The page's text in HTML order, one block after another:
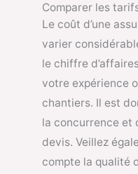
Comparer les
Le coût d’une
varier
le chiffre
votre expérience
chantiers. Il est
la concurrence et
devis. Veillez
compte la qualité